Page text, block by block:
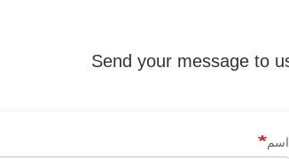
اسم